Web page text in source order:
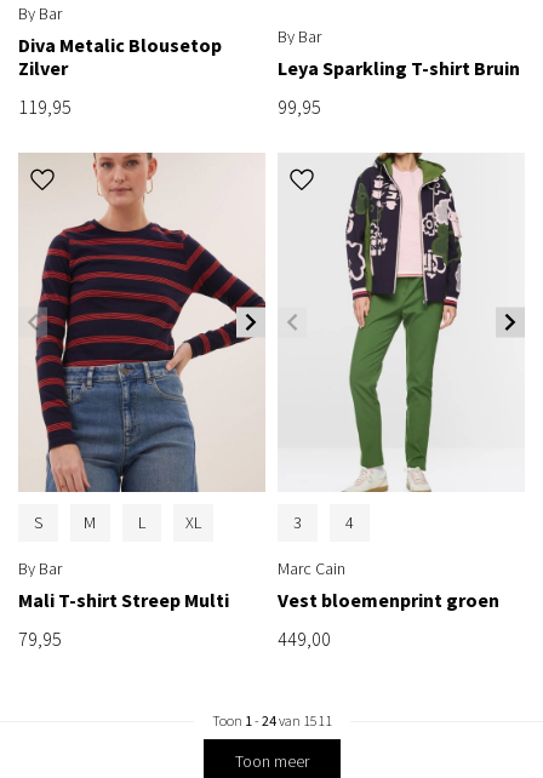
By Bar
Diva Metalic Blousetop
Zilver
119,95
By Bar
Leya Sparkling T-shirt Bruin
99,95
S M L XL
By Bar
Mali T-shirt Streep Multi
79,95
3 4
Marc Cain
Vest bloemenprint groen
449,00
Toon 1 - 24van 1511
Toon meer